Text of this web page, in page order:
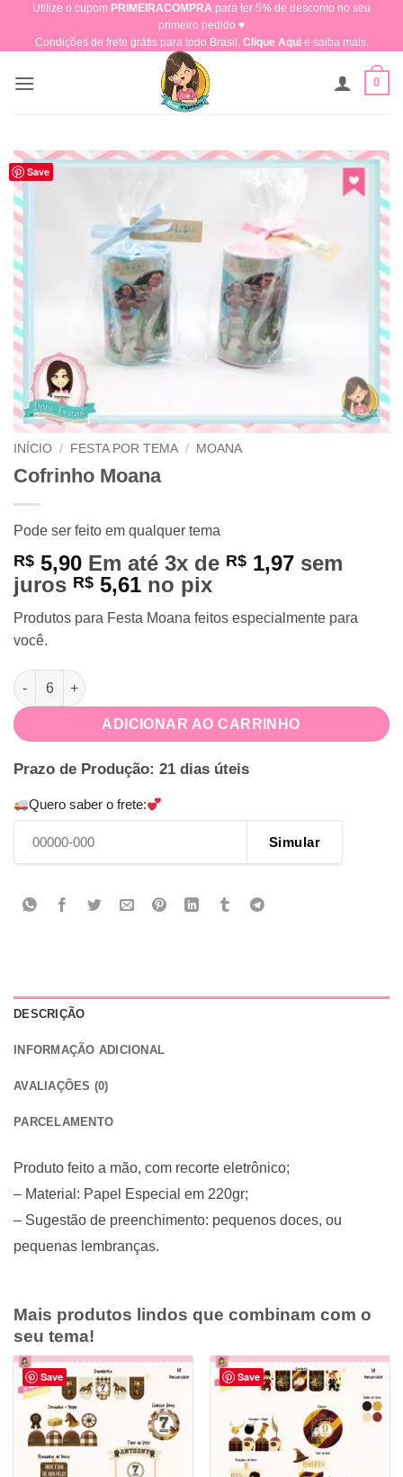
content
Utilize o cupom PRIMEIRACOMPRA para ter 5% de desconto no seu
primeiro pedido ♥​
Condições de frete grátis para todo Brasil, Clique Aquie saiba mais.
0
Save
INÍCIO / FESTA POR TEMA / MOANA
Cofrinho Moana
Pode ser feito em qualquer tema
R$ 5,90 Em até 3x de R$ 1,97 sem
juros R$ 5,61 no pix
Produtos para Festa Moana feitos especialmente para
você.
Cofrinho Moana quantidade
ADICIONAR AO CARRINHO
Prazo de Produção: 21 dias úteis
Quero saber o frete:
Simular
DESCRIÇÃO
INFORMAÇÃO ADICIONAL
AVALIAÇÕES (0)
PARCELAMENTO
Produto feito a mão, com recorte eletrônico;
– Material: Papel Especial em 220gr;
– Sugestão de preenchimento: pequenos doces, ou
pequenas lembranças.
Mais produtos lindos que combinam com o
seu tema!
Save Save